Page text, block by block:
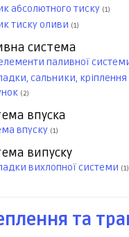
абсолютного тиску (1)
тиску оливи (1)
система
паливної
сальники,
(2)
впуска
впуску (1)
випуску
вихлопної системи (1)
та